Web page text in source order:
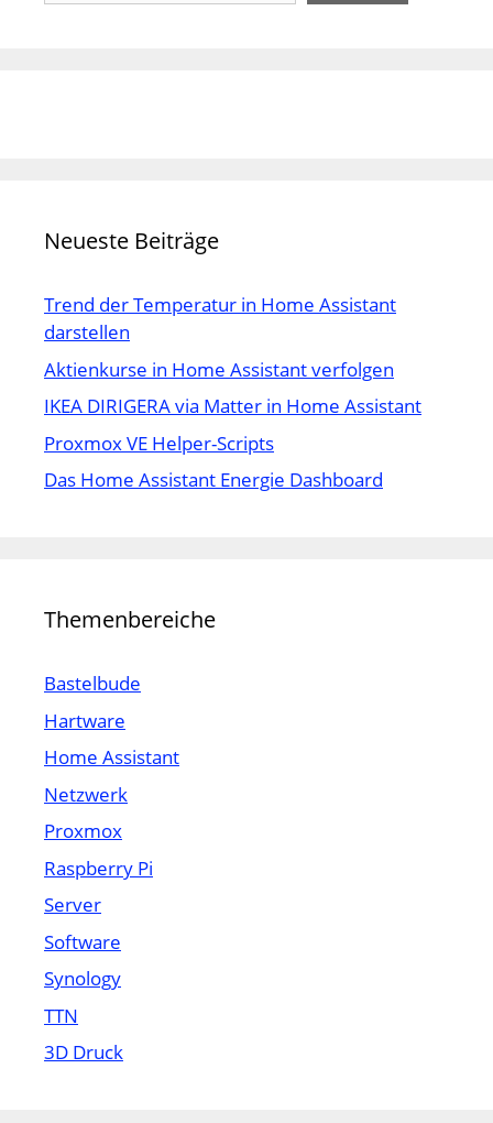
Neueste Beiträge
Trend der Temperatur in Home Assistant
darstellen
Aktienkurse in Home Assistant verfolgen
IKEA DIRIGERA via Matter in Home Assistant
Proxmox VE Helper-Scripts
Das Home Assistant Energie Dashboard
Themenbereiche
Bastelbude
Hartware
Home Assistant
Netzwerk
Proxmox
Raspberry Pi
Server
Software
Synology
TTN
3D Druck